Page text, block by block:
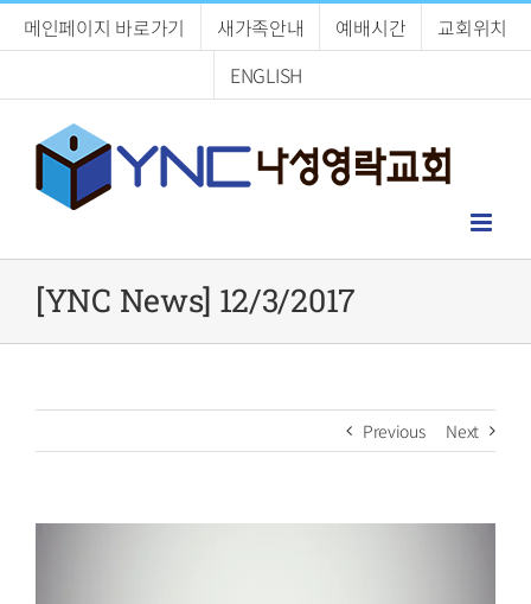
메인페이지 바로가기 새가족안내 예배시간
교회위치
ENGLISH
[YNC News] 12/3/2017
Previous Next